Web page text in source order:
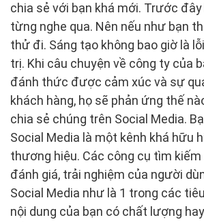
chia sẻ với bạn khá mới. Trước
từng nghe qua. Nên nếu như bạn
thử đi. Sáng tạo không bao giờ là
trị. Khi câu chuyện về công ty của
đánh thức được cảm xúc và sự
khách hàng, họ sẽ phản ứng thế
chia sẻ chúng trên Social Media.
Social Media là một kênh khá hữu
thương hiệu. Các công cụ tìm
đánh giá, trải nghiệm của người
Social Media như là 1 trong các
nội dung của bạn có chất lượng